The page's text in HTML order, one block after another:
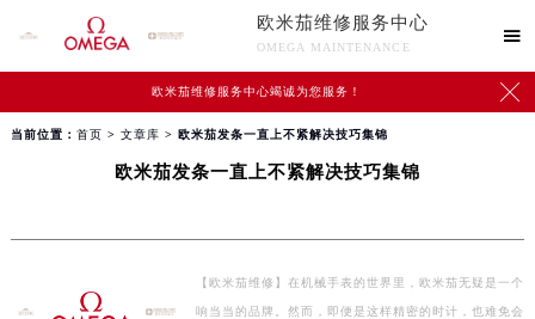
欧米茄维修服务中心
OMEGA MAINTENANCE

欧米茄维修服务中心竭诚为您服务！ 
当前位置： 首页 > 文章库 > 欧米茄发条一直上不紧解决技巧集锦
欧米茄发条一直上不紧解决技巧集锦
【欧米茄维修】在机械手表的世界里，欧米茄无疑是一个
响当当的品牌。然而，即便是这样精密的时计，也难免会